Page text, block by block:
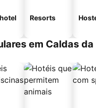
Resorts
em Caldas da